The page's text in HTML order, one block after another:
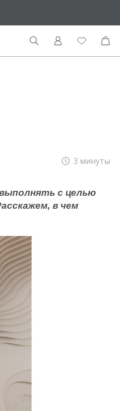
ТРЕНИРОВОК
фитнеса
бокса
3 минуты
с целью
в чем